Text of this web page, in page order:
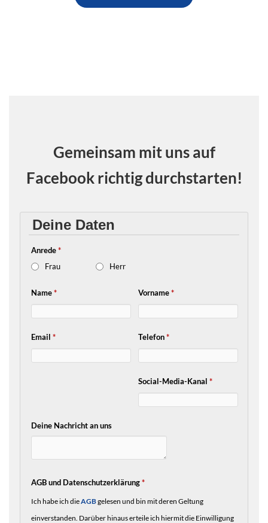
Gemeinsam mit uns auf
Facebook richtig durchstarten!
Deine Daten
Anrede*
Frau
Herr
Name* Vorname*
Email * Telefon*
Social-Media-Kanal*
Deine Nachricht an uns
AGB und Datenschutzerklärung*
Ich habe ich dieAGBgelesen und bin mit deren Geltung
einverstanden. Darüber hinaus erteile ich hiermit die Einwilligung